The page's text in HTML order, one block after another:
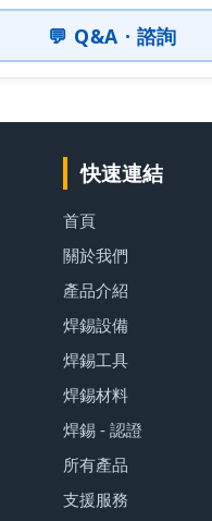
💬 Q&A · 諮詢
快速連結
首頁
關於我們
產品介紹
焊錫設備
焊錫工具
焊錫材料
焊錫 - 認證
所有產品
支援服務